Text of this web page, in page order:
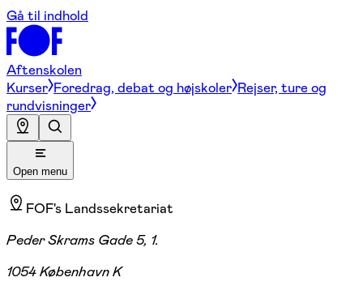
Gå til indhold
Aftenskolen
Kurser Foredrag, debat og højskoler Rejser, ture og
rundvisninger
Open menu
FOF's Landssekretariat
Peder Skrams Gade 5, 1.
1054 København K